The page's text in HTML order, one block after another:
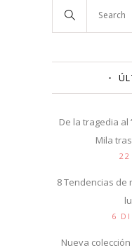
De la tragedia al
Mila
22
8 Tendencias
6
Nueva